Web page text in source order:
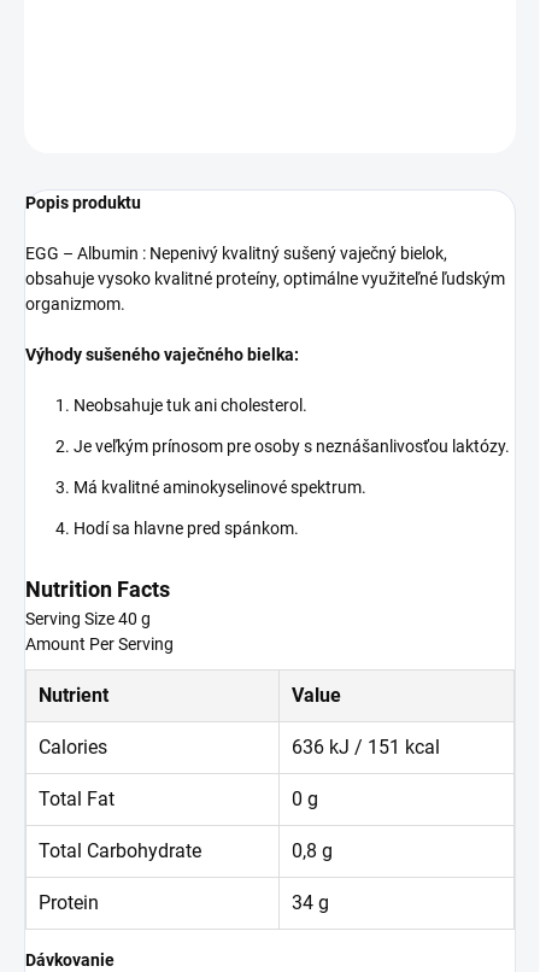
Popis produktu
EGG – Albumin : Nepenivý kvalitný sušený vaječný bielok,
obsahuje vysoko kvalitné proteíny, optimálne využiteľné ľudským
organizmom.
Výhody sušeného vaječného bielka:
Neobsahuje tuk ani cholesterol.
Je veľkým prínosom pre osoby s neznášanlivosťou laktózy.
Má kvalitné aminokyselinové spektrum.
Hodí sa hlavne pred spánkom.
Nutrition Facts
Serving Size 40 g
Amount Per Serving
Nutrient Value
Calories 636 kJ / 151 kcal
Total Fat 0 g
Total Carbohydrate 0,8 g
Protein 34 g
Dávkovanie